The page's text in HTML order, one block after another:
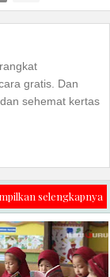
gratis. Dan
sehemat kertas
selengkapnya